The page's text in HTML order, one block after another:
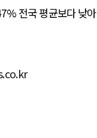
전국 평균보다 낮아